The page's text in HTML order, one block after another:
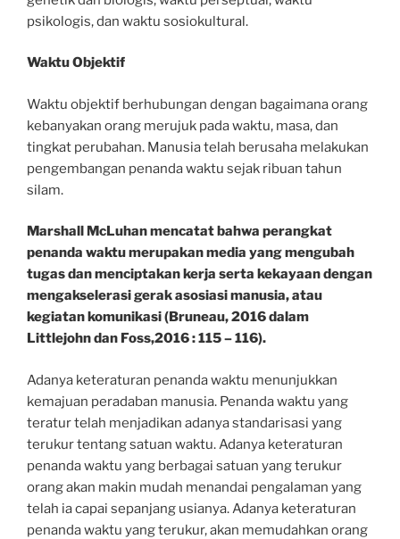
psikologis, dan waktu sosiokultural.
Waktu Objektif
Waktu objektif berhubungan dengan bagaimana orang
kebanyakan orang merujuk pada waktu, masa, dan
tingkat perubahan. Manusia telah berusaha melakukan
pengembangan penanda waktu sejak ribuan tahun
silam.
Marshall McLuhan mencatat bahwa perangkat
penanda waktu merupakan media yang mengubah
tugas dan menciptakan kerja serta kekayaan dengan
mengakselerasi gerak asosiasi manusia, atau
kegiatan komunikasi (Bruneau, 2016 dalam
Littlejohn dan Foss,2016 : 115 – 116).
Adanya keteraturan penanda waktu menunjukkan
kemajuan peradaban manusia. Penanda waktu yang
teratur telah menjadikan adanya standarisasi yang
terukur tentang satuan waktu. Adanya keteraturan
penanda waktu yang berbagai satuan yang terukur
orang akan makin mudah menandai pengalaman yang
telah ia capai sepanjang usianya. Adanya keteraturan
penanda waktu yang terukur, akan memudahkan orang